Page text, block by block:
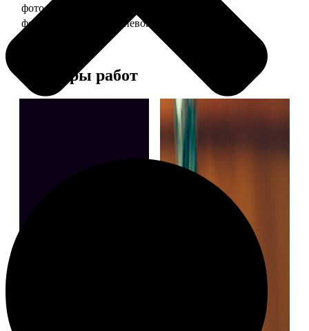
фото 30х40 в деревянной рамке
фото 30х40 в алюминиевой рамке
Примеры работ